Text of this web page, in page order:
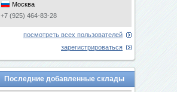
Москва
+7 (925) 464-83-28
посмотреть всех пользователей
зарегистрироваться
Последние добавленные склады